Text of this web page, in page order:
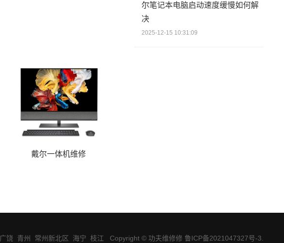
戴尔一体机维修
尔笔记本电脑启动速度缓慢如何解
决
2025-12-15 10:31:09
广饶 青州 常州新北区 海宁 枝江 Copyright © 功夫维修修 鲁ICP备2021047327号-3